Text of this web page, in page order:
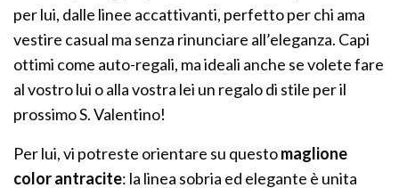
per lui, dalle linee accattivanti, perfetto per chi ama
vestire casual ma senza rinunciare all’eleganza. Capi
ottimi come auto-regali, ma ideali anche se volete fare
al vostro lui o alla vostra lei un regalo di stile per il
prossimo S. Valentino!
Per lui, vi potreste orientare su questomaglione
color antracite: la linea sobria ed elegante è unita